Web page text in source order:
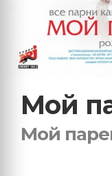
Мой
Мой